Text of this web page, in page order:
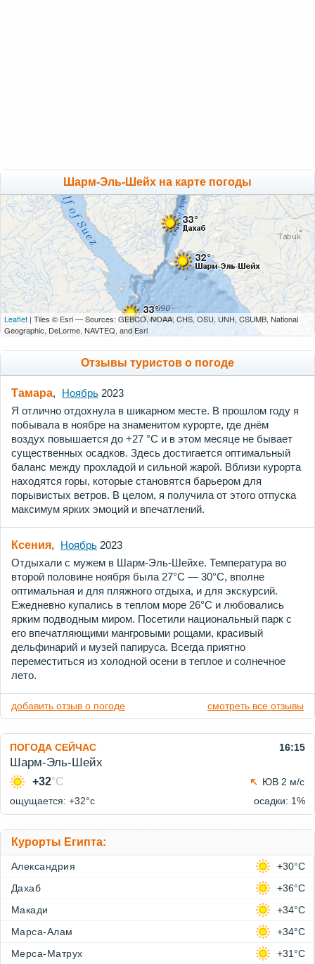
Шарм-Эль-Шейх на карте погоды
Leaflet | Tiles © Esri — Sources: GEBCO, NOAA, CHS, OSU, UNH, CSUMB, National
Geographic, DeLorme, NAVTEQ, and Esri
Отзывы туристов о погоде
Тамара, Ноябрь 2023
Я отлично отдохнула в шикарном месте. В прошлом году я
побывала в ноябре на знаменитом курорте, где днём
воздух повышается до +27 °С и в этом месяце не бывает
существенных осадков. Здесь достигается оптимальный
баланс между прохладой и сильной жарой. Вблизи курорта
находятся горы, которые становятся барьером для
порывистых ветров. В целом, я получила от этого отпуска
максимум ярких эмоций и впечатлений.
Ксения, Ноябрь 2023
Отдыхали с мужем в Шарм-Эль-Шейхе. Температура во
второй половине ноября была 27°C — 30°C, вполне
оптимальная и для пляжного отдыха, и для экскурсий.
Ежедневно купались в теплом море 26°C и любовались
ярким подводным миром. Посетили национальный парк с
его впечатляющими мангровыми рощами, красивый
дельфинарий и музей папируса. Всегда приятно
переместиться из холодной осени в теплое и солнечное
лето.
добавить отзыв о погоде смотреть все отзывы
ПОГОДА СЕЙЧАС 16:15
Шарм-Эль-Шейх
+32°C
ЮВ 2 м/с
ощущается: +32°c
осадки: 1%
Курорты Египта:
Александрия
+30°C
Дахаб
+36°C
Макади
+34°C
Марса-Алам
+34°C
Мерса-Матрух
+31°C